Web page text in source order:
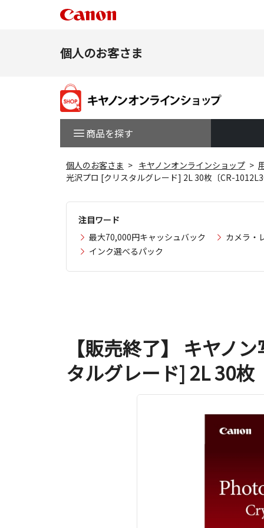
個人のお客さま
商品を探す
個人のお客さま キヤノンオンラインショップ
光沢プロ [クリスタルグレード] 2L 30枚〔CR-
注目ワード
最大70,000円キャッシュバック
カメラ・
インク選べるパック
【販売終了】 キヤノ
タルグレード] 2L 30枚